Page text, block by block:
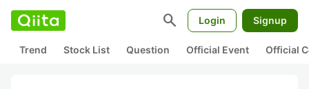
search Login Signup
Trend Stock List Question Official Event Official